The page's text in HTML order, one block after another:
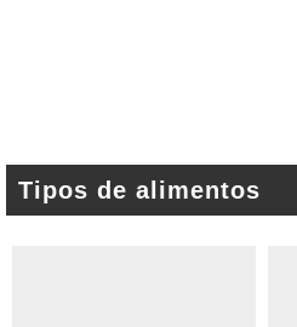
Tipos de alimentos